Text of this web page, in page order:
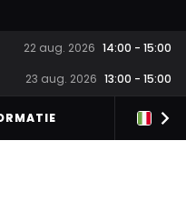
22 aug. 2026 14:00 - 15:00
23 aug. 2026 13:00 - 15:00